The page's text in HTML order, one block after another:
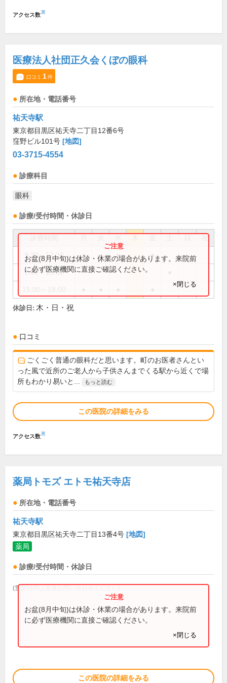
アクセス数※
医療法人社団正久会くぼの眼科
口コミ 1件
所在地・電話番号
祐天寺駅
東京都目黒区祐天寺二丁目12番6号
窪野ビル101号 [地図]
03-3715-4554
診療科目
眼科
診療/受付時間・休診日
祝
9:30～12:30 ● ● ● ●
9:30～13:00
お盆(8月中旬)は休診・休業の場合があります。来院前
に必ず医療機関に直接ご確認ください。
×閉じる
休診日: 木・日・祝
口コミ
ごくごく普通の眼科だと思います。町のお医者さんとい
った風で近所のご老人から子供さんまでくる駅から近くで場
所もわかり易いと...
もっと読む
この医院の詳細をみる
アクセス数※
薬局トモズ エトモ祐天寺店
所在地・電話番号
祐天寺駅
東京都目黒区祐天寺二丁目13番4号 [地図]
薬局
診療/受付時間・休診日
(営業時間は直接お問い合わせください)
お盆(8月中旬)は休診・休業の場合があります。来院前
に必ず医療機関に直接ご確認ください。
×閉じる
この医院の詳細をみる